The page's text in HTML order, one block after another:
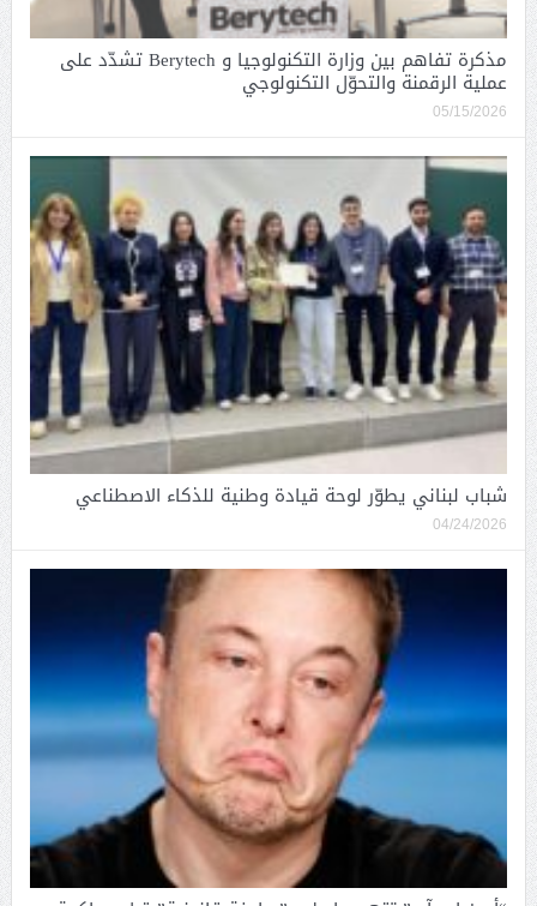
مذكرة تفاهم بين وزارة التكنولوجيا و Berytech تشدّد على
عملية الرقمنة والتحوّل التكنولوجي
05/15/2026
شباب لبناني يطوّر لوحة قيادة وطنية للذكاء الاصطناعي
04/24/2026